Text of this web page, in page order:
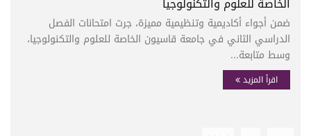
ضمن أجواء أكاديمية وتنظيمية مميزة، جرت امتحانات الفصل
الدراسي الثاني في جامعة قاسيون الخاصة للعلوم والتكنولوجيا،
وسط متابعة...
اقرأ المزيد